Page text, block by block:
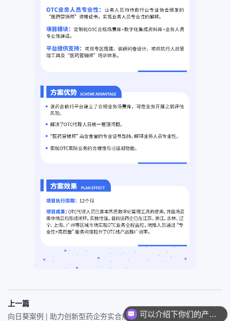
上一篇
向日葵案例 | 助力创新型药企夯实合规、冲刺IPO你们是怎么收费的呢